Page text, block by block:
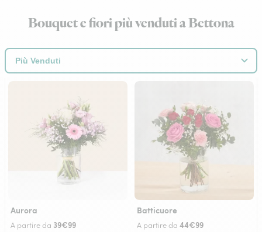
Bouquet e fiori più venduti a Bettona
Aurora
A partire da 39€99
Batticuore
A partire da 44€99